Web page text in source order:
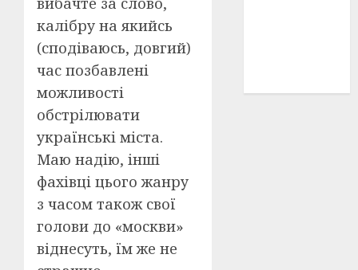
калібру на якийсь
(сподіваюсь, довгий)
час позбавлені
можливості
обстрілювати
українські міста.
Маю надію, інші
фахівці цього жанру
з часом також свої
голови до «москви»
віднесуть, їм же не